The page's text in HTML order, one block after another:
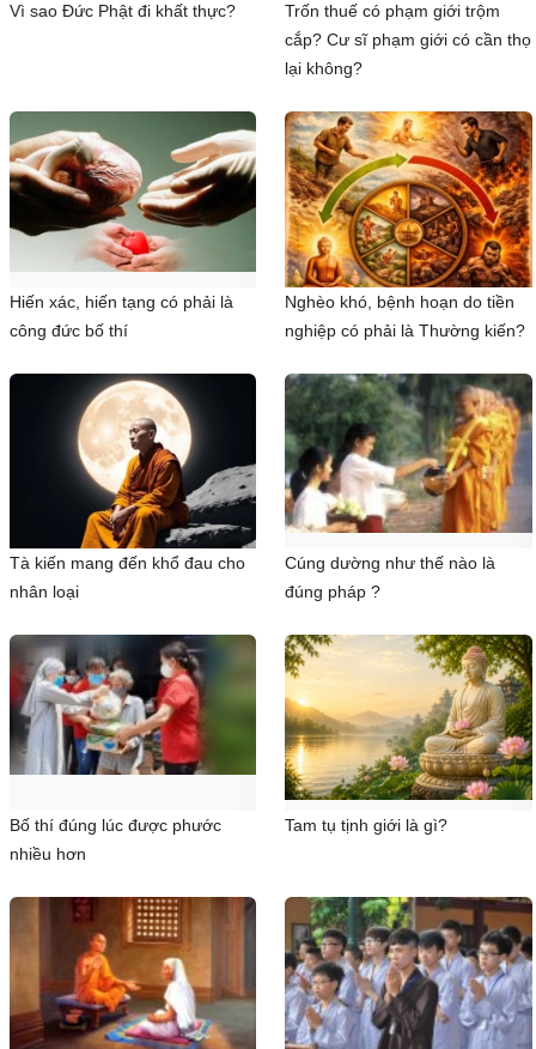
Vì sao Đức Phật đi khất thực?
Trốn thuế có phạm giới trộm
cắp? Cư sĩ phạm giới có cần thọ
lại không?
Hiến xác, hiến tạng có phải là
công đức bố thí
Nghèo khó, bệnh hoạn do tiền
nghiệp có phải là Thường kiến?
Tà kiến mang đến khổ đau cho
nhân loại
Cúng dường như thế nào là
đúng pháp ?
Bố thí đúng lúc được phước
nhiều hơn
Tam tụ tịnh giới là gì?